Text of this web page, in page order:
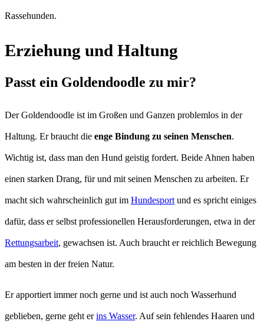
Rassehunden.
Erziehung und Haltung
Passt ein Goldendoodle zu mir?
Der Goldendoodle ist im Großen und Ganzen problemlos in der
Haltung. Er braucht die enge Bindung zu seinen Menschen.
Wichtig ist, dass man den Hund geistig fordert. Beide Ahnen haben
einen starken Drang, für und mit seinen Menschen zu arbeiten. Er
macht sich wahrscheinlich gut im Hundesport und es spricht einiges
dafür, dass er selbst professionellen Herausforderungen, etwa in der
Rettungsarbeit, gewachsen ist. Auch braucht er reichlich Bewegung
am besten in der freien Natur.
Er apportiert immer noch gerne und ist auch noch Wasserhund
geblieben, gerne geht erins Wasser. Auf sein fehlendes Haaren und